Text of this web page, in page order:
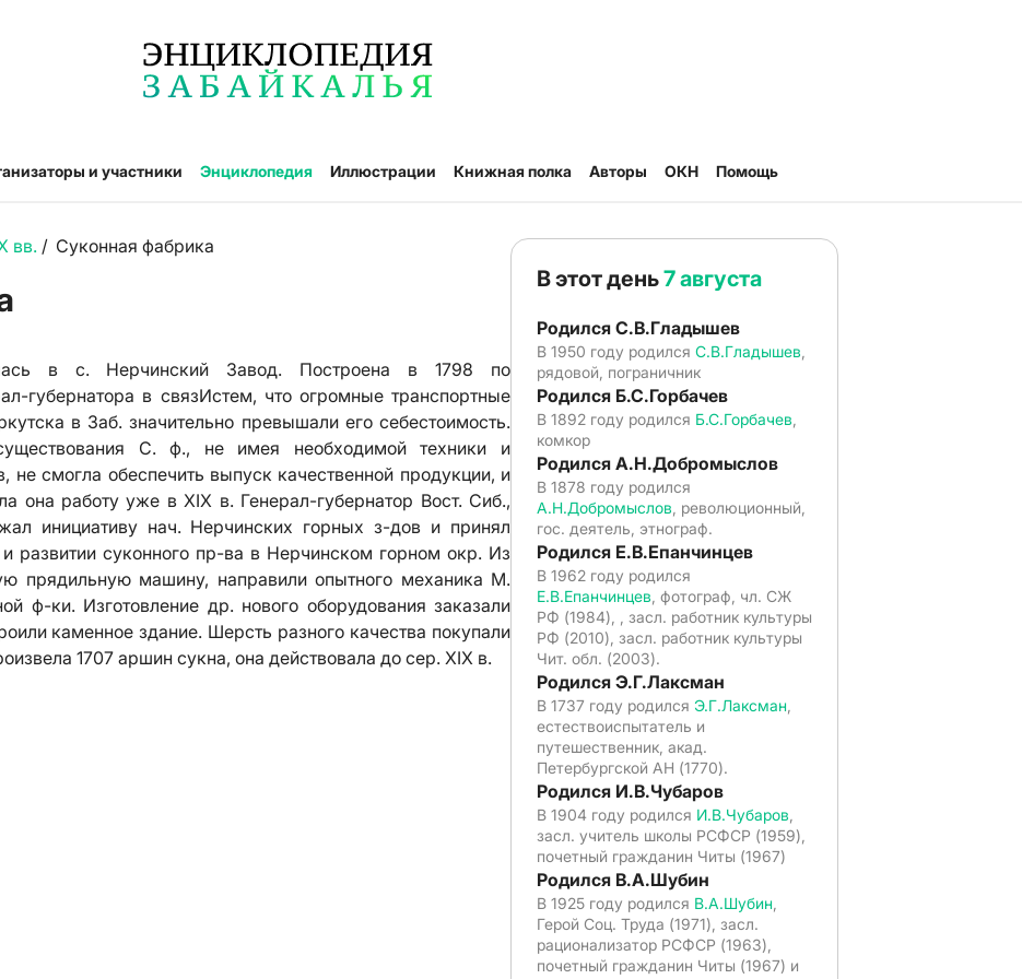
и участники Энциклопедия Иллюстрации Книжная полка Авторы ОКН Помощь
вв. / Суконная фабрика
в с. Нерчинский Завод. Построена в 1798 по
губернатора в связИстем, что огромные транспортные
в Заб. значительно превышали его себестоимость.
С. ф., не имея необходимой техники и
не смогла обеспечить выпуск качественной продукции, и
она работу уже в XIX в. Генерал-губернатор Вост. Сиб.,
инициативу нач. Нерчинских горных з-дов и принял
развитии суконного пр-ва в Нерчинском горном окр. Из
прядильную машину, направили опытного механика М.
ф-ки. Изготовление др. нового оборудования заказали
каменное здание. Шерсть разного качества покупали
1707 аршин сукна, она действовала до сер. XIX в.
В этот день7 августа
Родился С.В.Гладышев
В 1950 году родился С.В.Гладышев
рядовой, пограничник
Родился Б.С.Горбачев
В 1892 году родился Б.С.Горбачев
комкор
Родился А.Н.Добромыслов
В 1878 году родился
А.Н.Добромыслов , революционный,
гос. деятель, этнограф.
Родился Е.В.Епанчинцев
В 1962 году родился
Е.В.Епанчинцев , фотограф, чл. СЖ
РФ (1984), , засл. работник культуры
РФ (2010), засл. работник культуры
Чит. обл. (2003).
Родился Э.Г.Лаксман
В 1737 году родился Э.Г.Лаксман
естествоиспытатель и
путешественник, акад.
Петербургской АН (1770).
Родился И.В.Чубаров
В 1904 году родился И.В.Чубаров
засл. учитель школы РСФСР (1959),
почетный гражданин Читы (1967)
Родился В.А.Шубин
В 1925 году родился В.А.Шубин
Герой Соц. Труда (1971), засл.
рационализатор РСФСР (1963),
почетный гражданин Читы (1967) и